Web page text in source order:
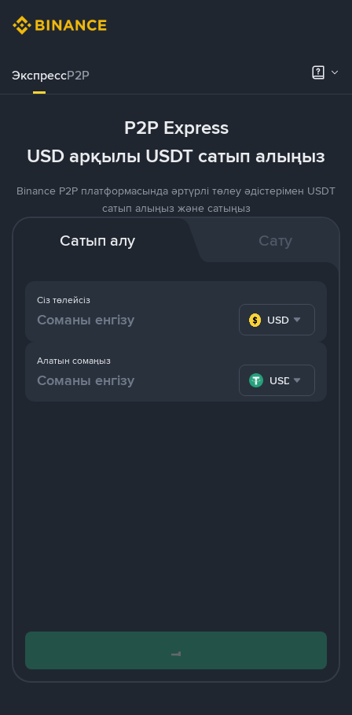
ЭкспрессP2P
P2P Express
USD арқылы USDT сатып алыңыз
Binance P2P платформасында әртүрлі төлеу әдістерімен USDT
сатып алыңыз және сатыңыз
Сатып алу Сату
Сіз төлейсіз
USD
Алатын сомаңыз
USDT